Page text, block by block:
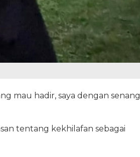
mau hadir, saya dengan senang
tentang kekhilafan sebagai